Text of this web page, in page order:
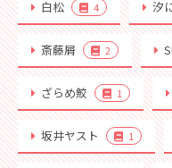
白松 4 汐
斎藤屑 2
ざらめ鮫 1
坂井ヤスト 1